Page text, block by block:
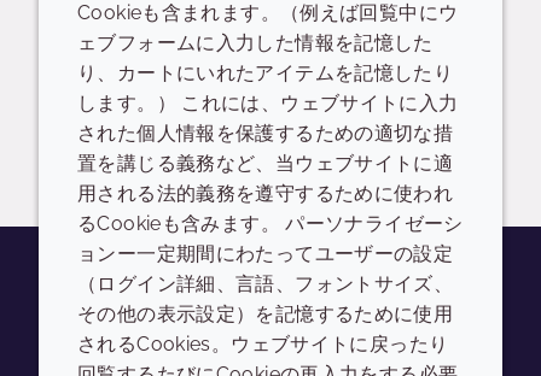
Mel[o]stem
日本語: 3.1 MB READ DESCRIPTIONS
ログイン/登録 ドロップダウンを切り
YoutubeInstagramLinkedInTiktok
会社 LEGAL
Cookieも含まれます。（例えば回覧中にウ
ェブフォームに入力した情報を記憶した
り、カートにいれたアイテムを記憶したり
します。） これには、ウェブサイトに入力
された個人情報を保護するための適切な措
置を講じる義務など、当ウェブサイトに適
用される法的義務を遵守するために使われ
るCookieも含みます。 パーソナライゼーシ
ョンー一定期間にわたってユーザーの設定
（ログイン詳細、言語、フォントサイズ、
その他の表示設定）を記憶するために使用
されるCookies。ウェブサイトに戻ったり